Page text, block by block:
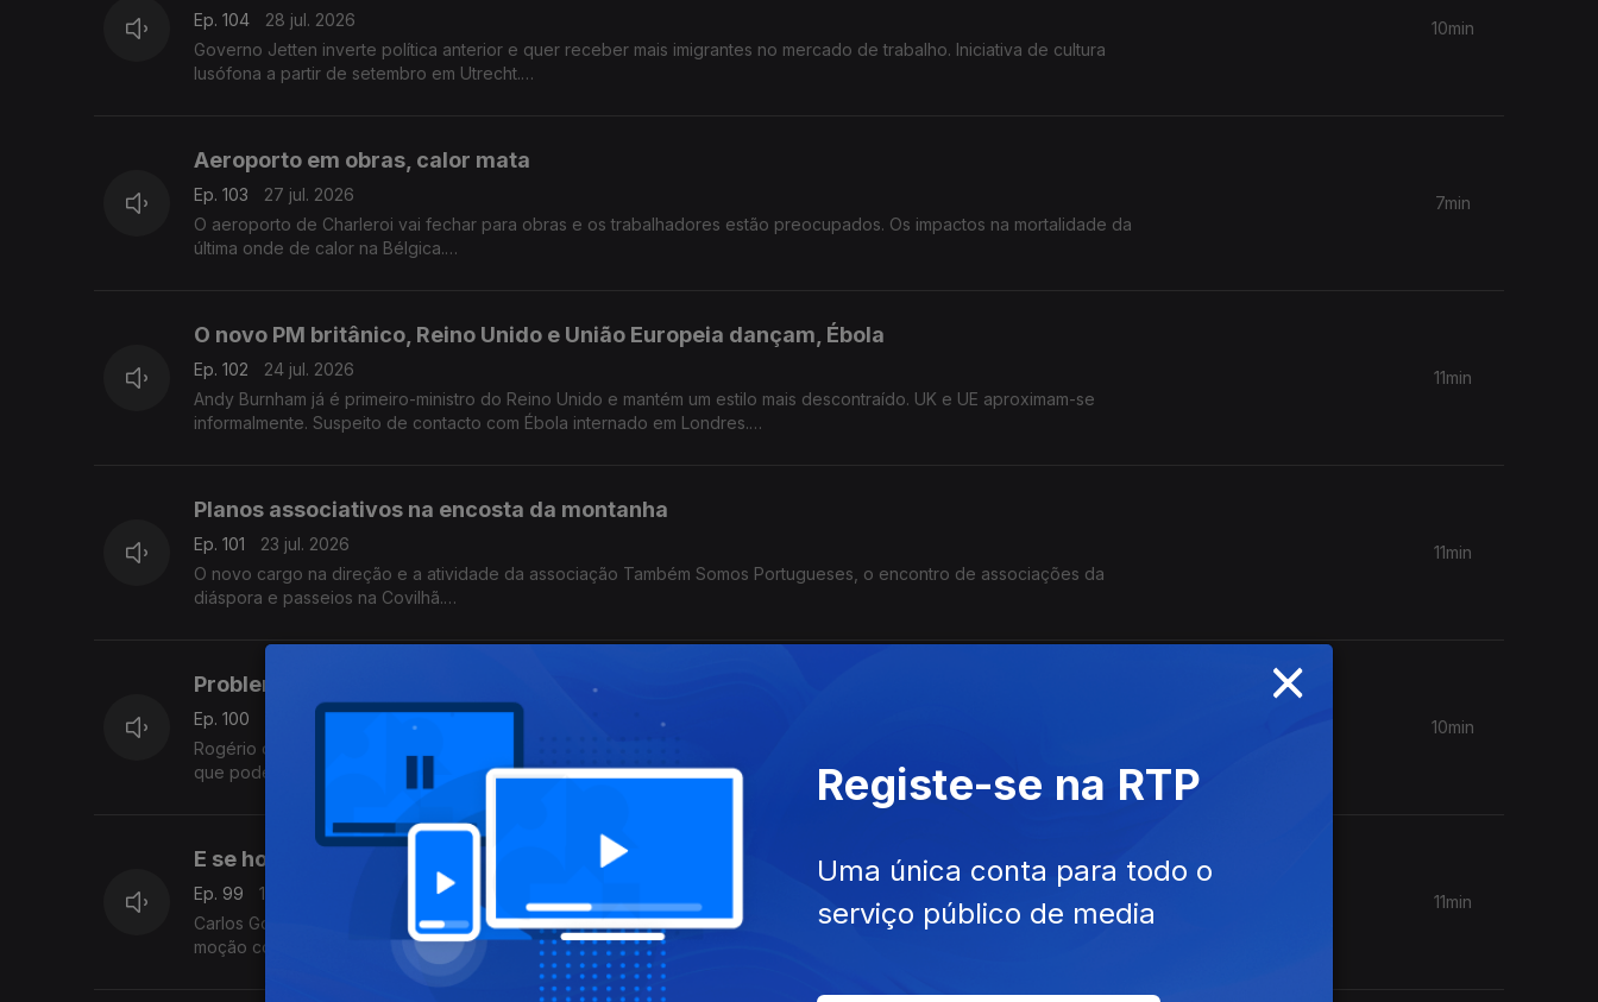
Ep. 104
28 jul. 2026
Governo Jetten inverte política anterior e quer receber mais imigrantes no mercado de trabalho. Iniciativa de cultura
lusófona a partir de setembro em Utrecht.
10min
Aeroporto em obras, calor mata
Ep. 103
27 jul. 2026
O aeroporto de Charleroi vai fechar para obras e os trabalhadores estão preocupados. Os impactos na mortalidade da
última onde de calor na Bélgica.
7min
O novo PM britânico, Reino Unido e União Europeia dançam, Ébola
Ep. 102
24 jul. 2026
Andy Burnham já é primeiro-ministro do Reino Unido e mantém um estilo mais descontraído. UK e UE aproximam-se
informalmente. Suspeito de contacto com Ébola internado em Londres.
11min
Planos associativos na encosta da montanha
Ep. 101
23 jul. 2026
O novo cargo na direção e a atividade da associação Também Somos Portugueses, o encontro de associações da
diáspora e passeios na Covilhã.
11min
Problemas financeiros na Caixa Nacional de Saúde no Luxemburgo
Ep. 100
21 jul. 2026
Rogério de Oliveira fala de um défice estrutural provocado pelo aumento das despesas com os cuidados de saúde
que pode por em causa o CNS. Ainda destaque para a subida do preço dos combustíveis e apoio às famílias.
10min
E se houvesse um Ministério da Lusofonia e Comunidades?
Ep. 99
16 jul. 2026
Carlos Gonçalves, deputado à Assembleia da República eleito pelo círculo da Europa, apresentou ao seu partido uma
moção com esta proposta.
Com Alfredo Stoffel, dirigente associativo na Alemanha.
11min
×
Registe-se na RTP
Uma única conta para todo o
serviço público de media